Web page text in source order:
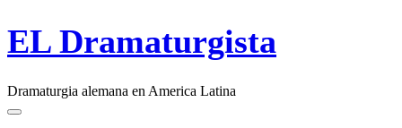
Skip
to
content
EL Dramaturgista
Dramaturgia alemana en America Latina
Menu